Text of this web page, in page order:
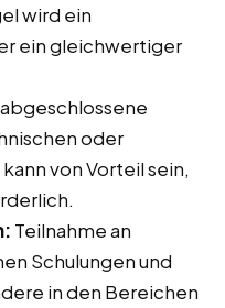
wird ein
ein gleichwertiger
oder
von Vorteil sein,
Teilnahme an
Schulungen und
in den Bereichen